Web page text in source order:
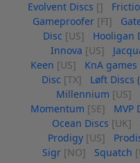
Evolvent Discs []
Gameproofer [FI]
Disc [US] Hooligan
Innova [US]
Keen [US] KnA games
Disc [TX] Løft Discs
Millennium [US]
Momentum [SE] MVP
Ocean Discs [UK]
Prodigy [US]
Sigr [NO] Squatch